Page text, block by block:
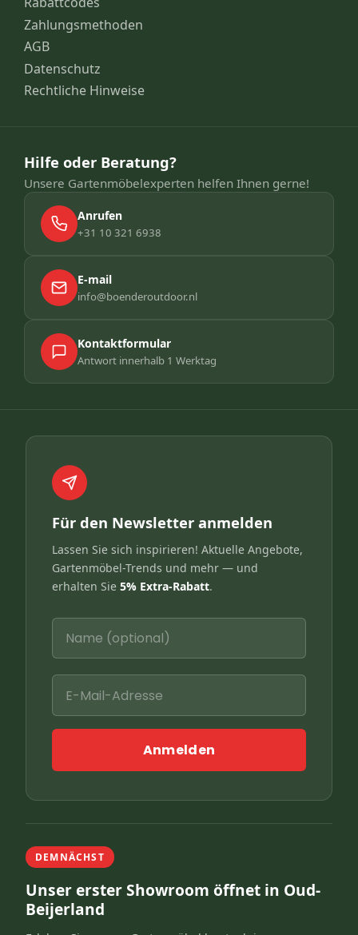
Zahlungsmethoden
AGB
Datenschutz
Rechtliche Hinweise
Hilfe oder Beratung?
Unsere Gartenmöbelexperten helfen Ihnen gerne!
Anrufen
+31 10 321 6938
E-mail
info@boenderoutdoor.nl
Kontaktformular
Antwort innerhalb 1 Werktag
Für den Newsletter anmelden
Lassen Sie sich inspirieren! Aktuelle Angebote,
Gartenmöbel-Trends und mehr — und
erhalten Sie 5% Extra-Rabatt.
Anmelden
DEMNÄCHST
Unser erster Showroom öffnet in Oud-
Beijerland